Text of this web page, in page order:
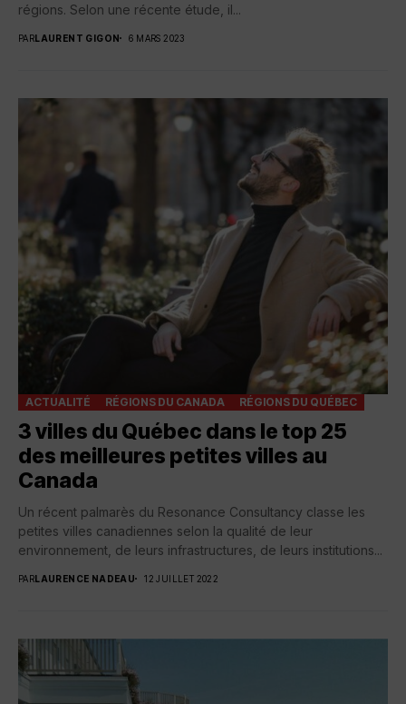
régions. Selon une récente étude, il...
PARLAURENT GIGON 6 MARS 2023
ACTUALITÉ RÉGIONS DU CANADA RÉGIONS DU QUÉBEC
3 villes du Québec dans le top 25
des meilleures petites villes au
Canada
Un récent palmarès du Resonance Consultancy classe les
petites villes canadiennes selon la qualité de leur
environnement, de leurs infrastructures, de leurs institutions...
PARLAURENCE NADEAU 12 JUILLET 2022